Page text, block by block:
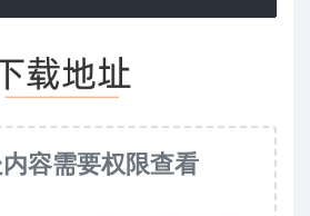
容需要权限查看